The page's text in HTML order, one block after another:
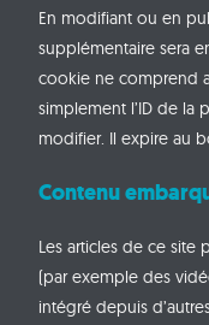
En modifiant ou en
supplémentaire sera
cookie ne comprend
simplement l’ID de la
modifier. Il expire au
Contenu
Les articles de ce site
(par exemple des
intégré depuis